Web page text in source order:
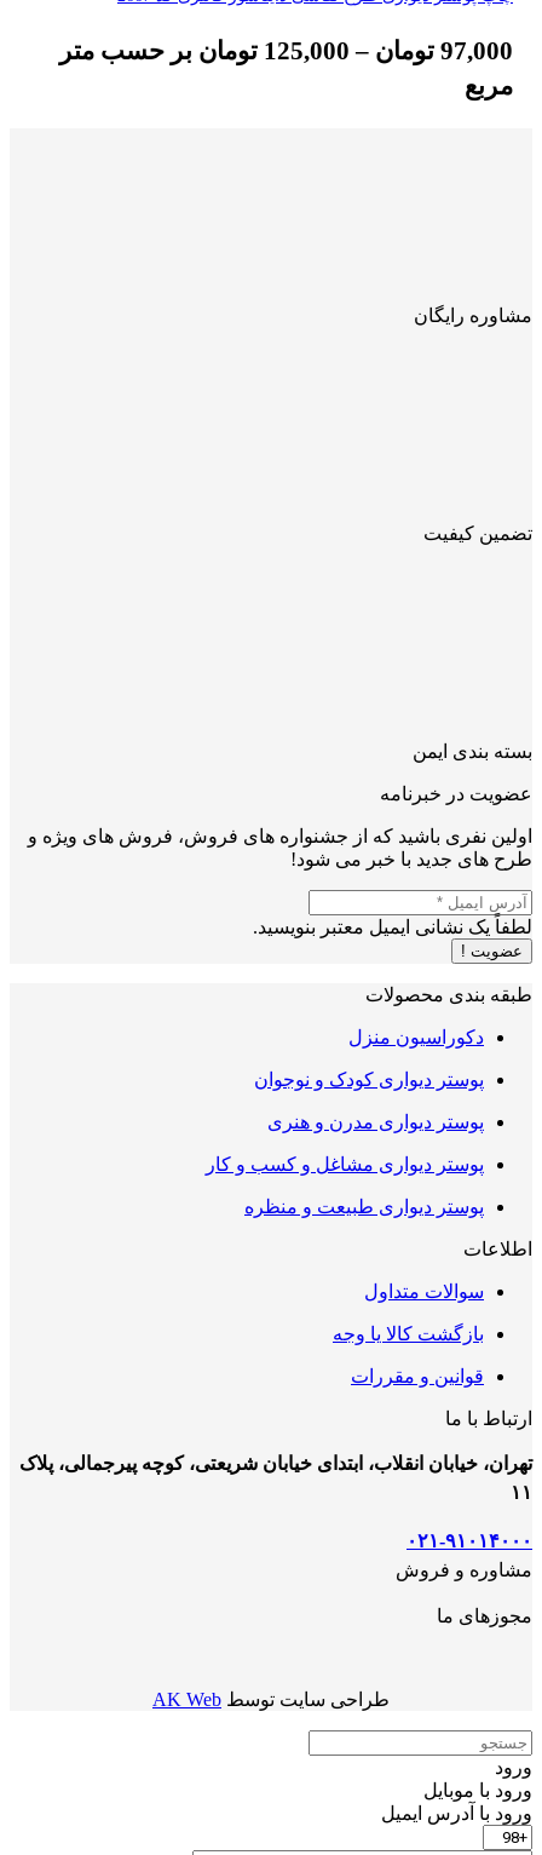
97,000 تومان –
125,000 تومان بر حسب متر
مربع
مشاوره رایگان
تضمین کیفیت
بسته بندی ایمن
عضویت در خبرنامه
اولین نفری باشید که از جشنواره های فروش، فروش های ویژه و
طرح های جدید با خبر می شود!
لطفاً یک نشانی ایمیل معتبر بنویسید.
عضویت !
طبقه بندی محصولات
دکوراسیون منزل
پوستر دیواری کودک و نوجوان
پوستر دیواری مدرن و هنری
پوستر دیواری مشاغل و کسب و کار
پوستر دیواری طبیعت و منظره
اطلاعات
سوالات متداول
بازگشت کالا یا وجه
قوانین و مقررات
ارتباط با ما
تهران، خیابان انقلاب، ابتدای خیابان شریعتی، کوچه پیرجمالی، پلاک
۱۱
۰۲۱-۹۱۰۱۴۰۰۰
مشاوره و فروش
مجوزهای ما
طراحی سایت توسط AK Web
ورود
ورود با موبایل
ورود با ‫آدرس ایمیل